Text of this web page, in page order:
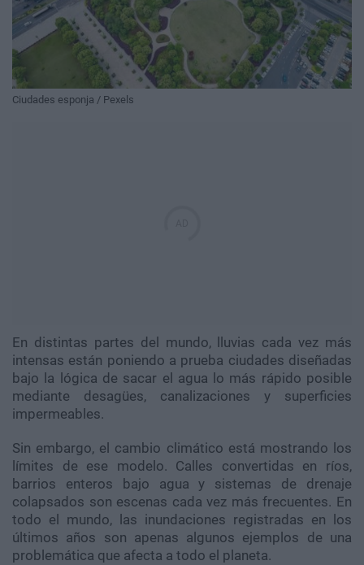
Ciudades esponja / Pexels
En distintas partes del mundo, lluvias cada vez más
intensas están poniendo a prueba ciudades diseñadas
bajo la lógica de sacar el agua lo más rápido posible
mediante desagües, canalizaciones y superficies
impermeables.
Sin embargo, el cambio climático está mostrando los
límites de ese modelo. Calles convertidas en ríos,
barrios enteros bajo agua y sistemas de drenaje
colapsados son escenas cada vez más frecuentes. En
todo el mundo, las inundaciones registradas en los
últimos años son apenas algunos ejemplos de una
problemática que afecta a todo el planeta.